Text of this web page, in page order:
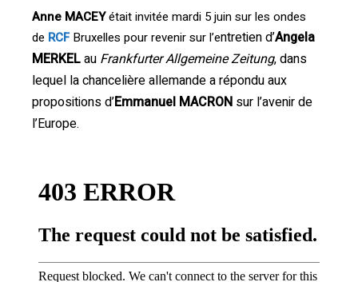
Anne MACEYétait invitée mardi 5 juin sur les ondes
de RCFBruxelles pour revenir sur l’entretien d’Angela
MERKELau Frankfurter Allgemeine Zeitung, dans
lequel la chancelière allemande a répondu aux
propositions d’Emmanuel MACRON sur l’avenir de
l’Europe.